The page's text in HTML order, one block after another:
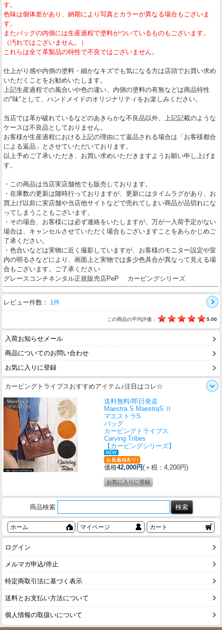
す。
色味は個体差があり、納期により写真とカラーが異なる場合もございま
す。
またバッグの内側には生産過程で塗料がついているものもございます。
（汚れではございません。）
これらは全て革製品の特性で不良ではございません。
仕上がり感や内側の塗料・細かなキズでも気になる方は店頭でお買い求め
いただくことをお勧めいたします。
上記生産過程での風合いや色の違い、内側の塗料の有無などは商品特性
の"味"として、ハンドメイドのオリジナリティをお楽しみください。
当店では革が破れているなどのあきらかな不良品以外、上記記載のような
ケースは不良品としておりません。
お客様が生産過程における上記の理由にて返品される場合は「お客様都合
による返品」とさせていただいております。
以上予めご了承いただき、お買い求めいただきますようお願い申し上げま
す。
・この商品は当店実店舗他でも販売しております。
・在庫数の更新は随時行っておりますが、更新にはタイムラグがあり、お
買上げ以前に実店舗や当店他サイトなどで売れてしまい商品が品切れにな
ってしまうこともございます。
・その場合、お客様には必ず連絡をいたしますが、万が一入荷予定がない
場合は、キャンセルさせていただく場合もございますことをあらかじめご
了承ください。
・色合いなどは実物に近く撮影していますが、お客様のモニター設定や室
内の明るさなどにより、画面上と実物では多少色具合が異なって見える場
合もございます。ご了承ください
グレースコンチネンタル正規販売店PeP カービングシリーズ
レビュー件数： 1件
この商品の平均評価： 5.00
入荷お知らせメール
商品についてのお問い合わせ
お気に入りに登録
カービングトライブスおすすめアイテム♪注目はコレ☆
送料無料/即日発送
Maestra S MaestraS Ⅱ
マエストラS
バッグ
カービングトライブス
Carving Tribes
【カービングシリーズ】
価格42,000円(＋税：4,200円)
商品検索
ホーム マイページ カート
ログイン
メルマガ申込/停止
特定商取引法に基づく表示
送料とお支払い方法について
個人情報の取扱いについて